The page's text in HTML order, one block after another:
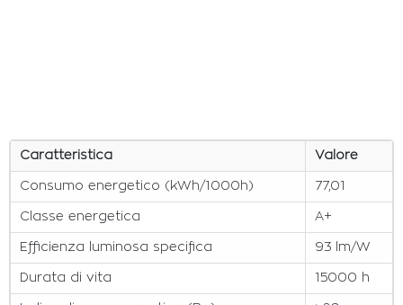
Caratteristica Valore
Consumo energetico (kWh/1000h) 77,01
Classe energetica A+
Efficienza luminosa specifica 93 lm/W
Durata di vita 15000 h